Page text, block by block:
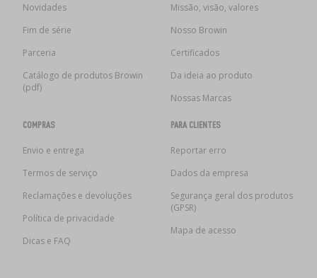
Novidades
Fim de série
Parceria
Catálogo de produtos Browin
(pdf)
Missão, visão, valores
Nosso Browin
Certificados
Da ideia ao produto
Nossas Marcas
COMPRAS
Envio e entrega
Termos de serviço
Reclamações e devoluções
Política de privacidade
Dicas e FAQ
PARA CLIENTES
Reportar erro
Dados da empresa
Segurança geral dos produtos
(GPSR)
Mapa de acesso